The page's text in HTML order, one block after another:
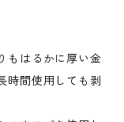
もはるかに厚い金
時間使用しても剥